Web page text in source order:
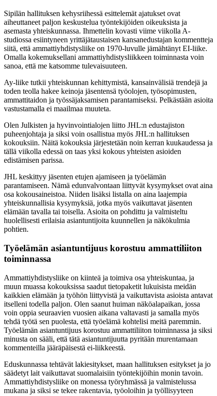
Sipilän hallituksen kehysriihessä esittelemät ajatukset ovat
aiheuttaneet paljon keskustelua työntekijöiden oikeuksista ja
asemasta yhteiskunnassa. Ihmettelin kovasti viime viikolla A-
studiossa esiintyneen yrittäjätaustaisen kansanedustajan kommentteja
siitä, että ammattiyhdistysliike on 1970-luvulle jämähtänyt EI-liike.
Omalla kokemuksellani ammattiyhdistysliikkeen toiminnasta voin
sanoa, että me katsomme tulevaisuuteen.
Ay-liike tutkii yhteiskunnan kehittymistä, kansainvälisiä trendejä ja
toden teolla hakee keinoja jäsentensä työolojen, työsopimusten,
ammattitaidon ja työssäjaksamisen parantamiseksi. Pelkästään asioita
vastustamalla ei maailmaa muuteta.
Olen Julkisten ja hyvinvointialojen liitto JHL:n edustajiston
puheenjohtaja ja siksi voin osallistua myös JHL:n hallituksen
kokouksiin. Näitä kokouksia järjestetään noin kerran kuukaudessa ja
tällä viikolla edessä on taas yksi kokous yhteisten asioiden
edistämisen parissa.
JHL keskittyy jäsenten etujen ajamiseen ja työelämän
parantamiseen. Nämä edunvalvontaan liittyvät kysymykset ovat aina
osa kokousaineistoa. Niiden lisäksi listalla on aina laajempia
yhteiskunnallisia kysymyksiä, jotka myös vaikuttavat jäsenten
elämään tavalla tai toisella. Asioita on pohdittu ja valmisteltu
huolellisesti erilaisia asiantuntijoita kuunnellen ja näkökulmia
pohtien.
Työelämän asiantuntijuus korostuu ammattiliiton
toiminnassa
Ammattiyhdistysliike on kiinteä ja toimiva osa yhteiskuntaa, ja
muun muassa kokouksissa saadut tietopaketit lukuisista meidän
kaikkien elämään ja työhön liittyvistä ja vaikuttavista asioista antavat
itselleni todella paljon. Olen saanut huiman näköalapaikan, jossa
voin oppia seuraavien vuosien aikana valtavasti ja samalla myös
tehdä työtä sen puolesta, että työelämä kohtelisi meitä paremmin.
Työelämän asiantuntijuus korostuu ammattiliiton toiminnassa ja siksi
minusta on sääli, että tätä asiantuntijuutta pyritään murentamaan
kommenteilla jääräpäisestä ei-liikkeestä.
Eduskunnassa tehtävät lakiesitykset, maan hallituksen esitykset ja jo
säädetyt lait vaikuttavat suomalaisiin työntekijöihin monin tavoin.
Ammattiyhdistysliike on monessa työryhmässä ja valmistelussa
mukana ja siksi se tekee rakentavia, työoloihin ja työllisyyteen